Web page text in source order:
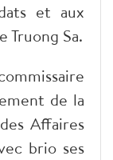
et aux
Truong Sa.
de la
Affaires
brio ses